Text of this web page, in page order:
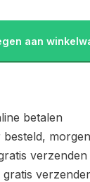
aan
betalen
verzenden